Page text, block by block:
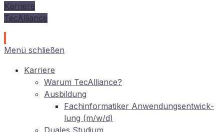
Karriere
TecAlliance
Menü schließen
Kar­rie­re
War­um TecAlliance?
Aus­bil­dung
Fach­in­for­ma­ti­ker An­wen­dungs­ent­wick­
lung (m/w/d)
Dua­les Studium